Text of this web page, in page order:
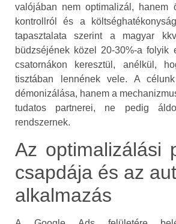
valójában nem optimalizál, hanem
kontrollról és a
tapasztalata szerint a magyar
büdzséjének közel 20-30%-a folyik
csatornákon keresztül, anélkül,
tisztában lennének vele. A
démonizálása, hanem a
tudatos partnerei, ne pedig
rendszernek.
Az optimalizálási
csapdája és az
alkalmazás